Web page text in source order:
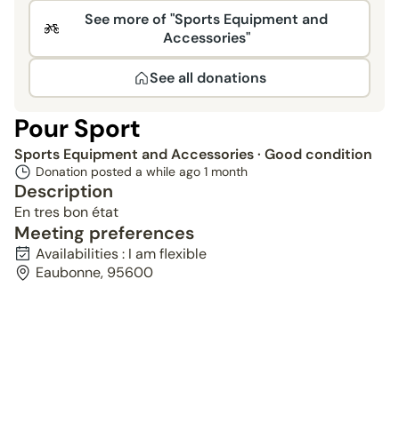
See more of "Sports Equipment and
Accessories"
See all donations
Pour Sport
Sports Equipment and Accessories· Good condition
Donation posted a while ago 1 month
Description
En tres bon état
Meeting preferences
Availabilities : I am flexible
Eaubonne, 95600